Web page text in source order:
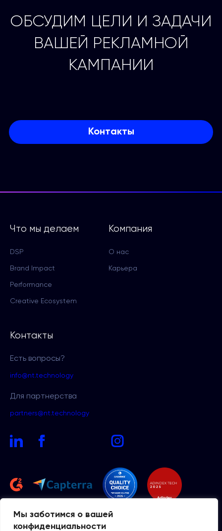
Мы заботимся о вашей
конфиденциальности
ОБСУДИМ ЦЕЛИ И ЗАДАЧИ
ВАШЕЙ РЕКЛАМНОЙ
КАМПАНИИ
Контакты
Компания
О нас
Карьера
Что мы делаем
DSP
Brand Impact
Performance
Creative Ecosystem
Контакты
Есть вопросы?
info@nt.technology
Для партнерства
partners@nt.technology
2026 NT Политикиконфиденциальности